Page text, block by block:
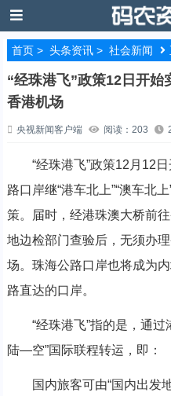
首页> 头条资讯> 社会新闻
“经珠港飞”政策12日开
香港机场
央视新闻客户端 阅读：203
“经珠港飞”政策12月12日
路口岸继“港车北上”“澳车北
策。届时，经港珠澳大桥前
地边检部门查验后，无须办
场。珠海公路口岸也将成为
路直达的口岸。
“经珠港飞”指的是，通过
陆—空”国际联程转运，即：
国内旅客可由“国内出发